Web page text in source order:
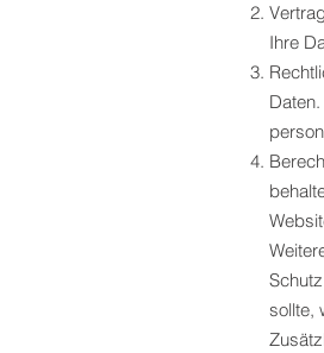
Ihre
sollte,